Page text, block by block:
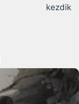
kezdik